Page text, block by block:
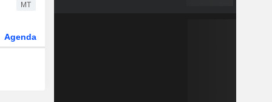
MT
Agenda